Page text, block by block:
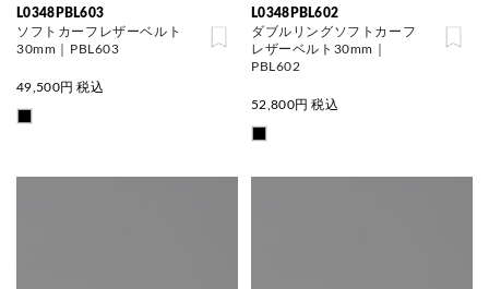
L0348PBL603
ソフトカーフレザーベルト
30mm｜PBL603
49,500円 税込
L0348PBL602
ダブルリングソフトカーフ
レザーベルト30mm｜
PBL602
52,800円 税込